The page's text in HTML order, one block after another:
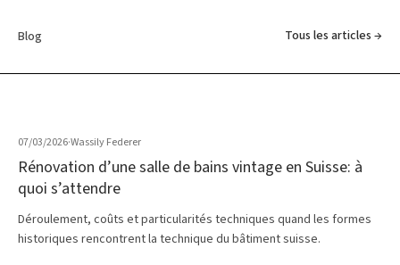
Blog Tous les articles →
07/03/2026·Wassily Federer
Rénovation d’une salle de bains vintage en Suisse: à
quoi s’attendre
Déroulement, coûts et particularités techniques quand les formes
historiques rencontrent la technique du bâtiment suisse.